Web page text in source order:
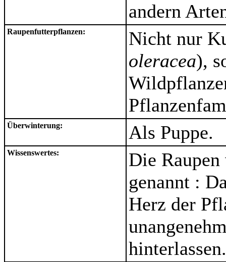
andern
Raupenfutterpflanzen:
Nicht nur
oleracea),
Überwinterung: Als Puppe.
Wissenswertes:
Die
genannt :
Herz der
hinterlassen.